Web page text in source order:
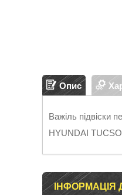
Опис
Важіль підвіски
HYUNDAI
ІНФОРМАЦІЯ